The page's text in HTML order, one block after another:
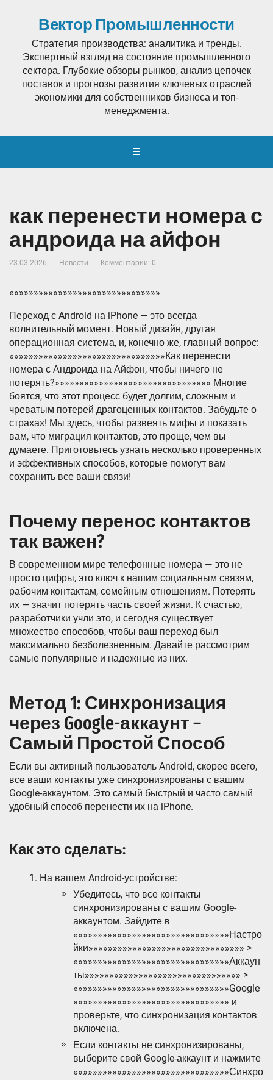
Вектор Промышленности
Стратегия производства: аналитика и тренды.
Экспертный взгляд на состояние промышленного
сектора. Глубокие обзоры рынков, анализ цепочек
поставок и прогнозы развития ключевых отраслей
экономики для собственников бизнеса и топ-
менеджмента.
☰
как перенести номера с
андроида на айфон
23.03.2026 Новости Комментарии: 0
«»»»»»»»»»»»»»»»»»»»»»»»»»»»»»»
Переход с Android на iPhone — это всегда
волнительный момент. Новый дизайн, другая
операционная система, и, конечно же, главный вопрос:
«»»»»»»»»»»»»»»»»»»»»»»»»»»»»»»»Как перенести
номера с Андроида на Айфон, чтобы ничего не
потерять?»»»»»»»»»»»»»»»»»»»»»»»»»»»»»»»» Многие
боятся, что этот процесс будет долгим, сложным и
чреватым потерей драгоценных контактов. Забудьте о
страхах! Мы здесь, чтобы развеять мифы и показать
вам, что миграция контактов, это проще, чем вы
думаете. Приготовьтесь узнать несколько проверенных
и эффективных способов, которые помогут вам
сохранить все ваши связи!
Почему перенос контактов
так важен?
В современном мире телефонные номера — это не
просто цифры, это ключ к нашим социальным связям,
рабочим контактам, семейным отношениям. Потерять
их — значит потерять часть своей жизни. К счастью,
разработчики учли это, и сегодня существует
множество способов, чтобы ваш переход был
максимально безболезненным. Давайте рассмотрим
самые популярные и надежные из них.
Метод 1: Синхронизация
через Google-аккаунт –
Самый Простой Способ
Если вы активный пользователь Android, скорее всего,
все ваши контакты уже синхронизированы с вашим
Google-аккаунтом. Это самый быстрый и часто самый
удобный способ перенести их на iPhone.
Как это сделать:
На вашем Android-устройстве:
Убедитесь, что все контакты
синхронизированы с вашим Google-
аккаунтом. Зайдите в
«»»»»»»»»»»»»»»»»»»»»»»»»»»»»»»»Настро
йки»»»»»»»»»»»»»»»»»»»»»»»»»»»»»»»» >
«»»»»»»»»»»»»»»»»»»»»»»»»»»»»»»»Аккаун
ты»»»»»»»»»»»»»»»»»»»»»»»»»»»»»»»» >
«»»»»»»»»»»»»»»»»»»»»»»»»»»»»»»»Google
»»»»»»»»»»»»»»»»»»»»»»»»»»»»»»»» и
проверьте, что синхронизация контактов
включена.
Если контакты не синхронизированы,
выберите свой Google-аккаунт и нажмите
«»»»»»»»»»»»»»»»»»»»»»»»»»»»»»»»Синхро